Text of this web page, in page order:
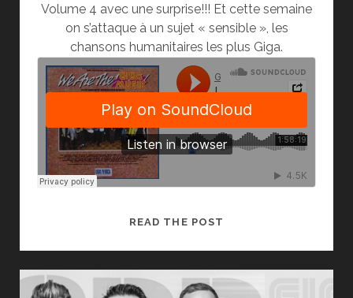
Volume 4 avec une surprise!!! Et cette semaine
on s’attaque à un sujet « sensible », les
chansons humanitaires les plus Giga.
READ THE POST